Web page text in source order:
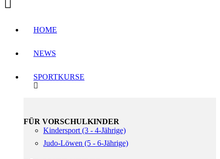
HOME
NEWS
SPORTKURSE
FÜR VORSCHULKINDER
Kindersport (3 - 4-Jährige)
Judo-Löwen (5 - 6-Jährige)